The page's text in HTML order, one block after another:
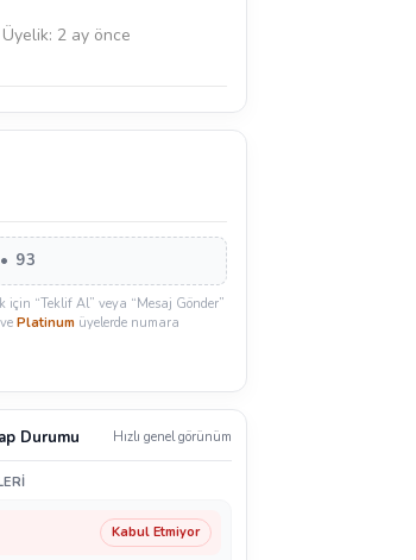
Üyelik: 2 ay önce
93
için “Teklif Al” veya “Mesaj Gönder”
Platinumüyelerde numara
Durumu Hızlı genel görünüm
Kabul Etmiyor